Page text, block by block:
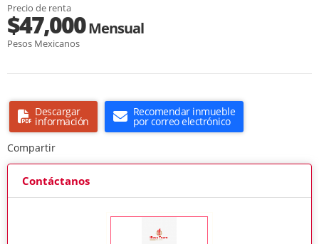
Precio de renta
$47,000Mensual
Pesos Mexicanos
Descargar
información
Recomendar inmueble
por correo electrónico
Compartir
Contáctanos